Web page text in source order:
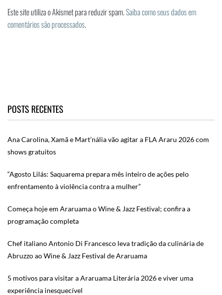
Este site utiliza o Akismet para reduzir spam.Saiba como seus dados em
comentários são processados.
POSTS RECENTES
Ana Carolina, Xamã e Mart’nália vão agitar a FLA Araru 2026 com
shows gratuitos
“Agosto Lilás: Saquarema prepara mês inteiro de ações pelo
enfrentamento à violência contra a mulher”
Começa hoje em Araruama o Wine & Jazz Festival; confira a
programação completa
Chef italiano Antonio Di Francesco leva tradição da culinária de
Abruzzo ao Wine & Jazz Festival de Araruama
5 motivos para visitar a Araruama Literária 2026 e viver uma
experiência inesquecível